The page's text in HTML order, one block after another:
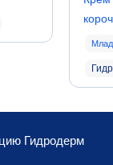
Гидродерм